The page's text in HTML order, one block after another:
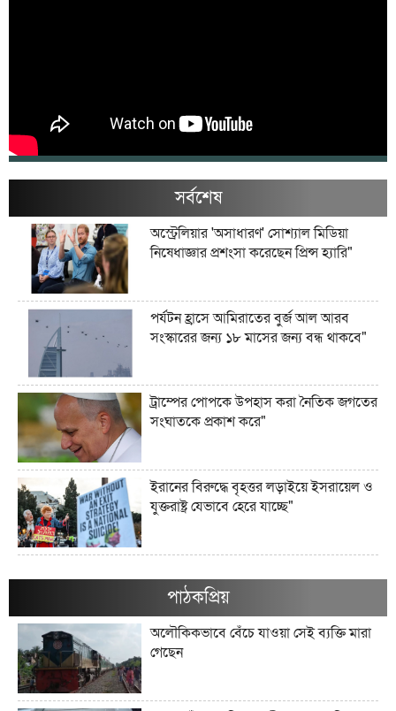
সর্বশেষ
অস্ট্রেলিয়ার 'অসাধারণ' সোশ্যাল মিডিয়া
নিষেধাজ্ঞার প্রশংসা করেছেন প্রিন্স হ্যারি"
পর্যটন হ্রাসে আমিরাতের বুর্জ আল আরব
সংস্কারের জন্য ১৮ মাসের জন্য বন্ধ থাকবে"
ট্রাম্পের পোপকে উপহাস করা নৈতিক জগতের
সংঘাতকে প্রকাশ করে"
ইরানের বিরুদ্ধে বৃহত্তর লড়াইয়ে ইসরায়েল ও
যুক্তরাষ্ট্র যেভাবে হেরে যাচ্ছে"
সম্পদগুলো কী এবং সেগুলো কোথায় রাখা
আছে?"
মার্কিন তেল অবরোধ কি কিউবান চুরুটের
পাঠকপ্রিয়
অলৌকিকভাবে বেঁচে যাওয়া সেই ব্যক্তি মারা
গেছেন